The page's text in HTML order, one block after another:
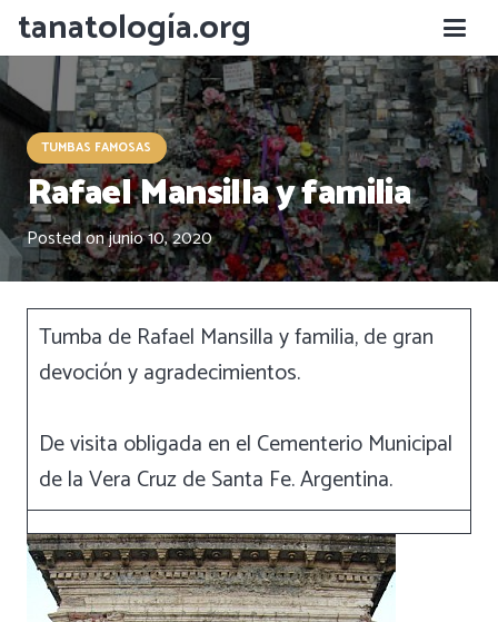
tanatología.org
TUMBAS FAMOSAS
Rafael Mansilla y familia
Posted onjunio 10, 2020
Tumba de Rafael Mansilla y familia, de gran
devoción y agradecimientos.
De visita obligada en el Cementerio Municipal
de la Vera Cruz de Santa Fe. Argentina.